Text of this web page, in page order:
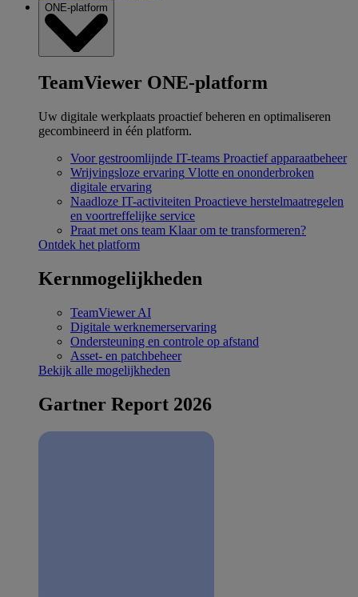
ONE-platform
TeamViewer ONE-platform
Uw digitale werkplaats proactief beheren en optimaliseren
gecombineerd in één platform.
Voor gestroomlijnde IT-teams Proactief apparaatbeheer
Wrijvingsloze ervaring Vlotte en ononderbroken
digitale ervaring
Naadloze IT-activiteiten Proactieve herstelmaatregelen
en voortreffelijke service
Praat met ons team Klaar om te transformeren?
Ontdek het platform
Kernmogelijkheden
TeamViewer AI
Digitale werknemerservaring
Ondersteuning en controle op afstand
Asset- en patchbeheer
Bekijk alle mogelijkheden
Gartner Report 2026